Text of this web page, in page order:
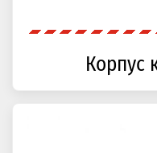
Корпус